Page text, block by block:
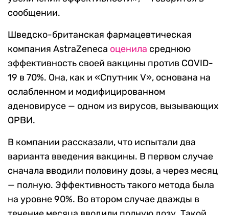
сообщении.
Шведско-британская фармацевтическая
компания AstraZeneca оценила среднюю
эффективность своей вакцины против COVID-
19 в 70%. Она, как и «Спутник V», основана на
ослабленном и модифицированном
аденовирусе — одном из вирусов, вызывающих
ОРВИ.
В компании рассказали, что испытали два
варианта введения вакцины. В первом случае
сначала вводили половину дозы, а через месяц
— полную. Эффективность такого метода была
на уровне 90%. Во втором случае дважды в